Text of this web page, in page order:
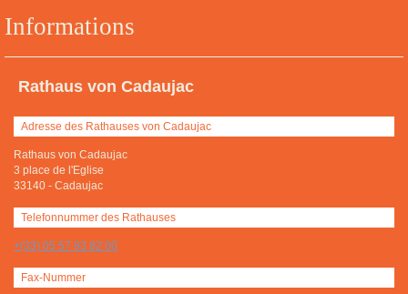
Informations
Rathaus von Cadaujac
Adresse des Rathauses von Cadaujac
Rathaus von Cadaujac
3 place de l'Eglise
33140 - Cadaujac
Telefonnummer des Rathauses
+(33) 05 57 83 82 00
Fax-Nummer